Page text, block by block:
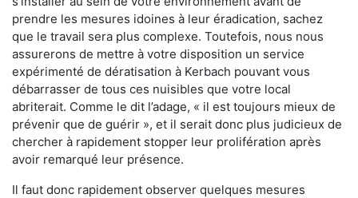
prendre les mesures idoines à leur éradication, sachez
que le travail sera plus complexe. Toutefois, nous nous
assurerons de mettre à votre disposition un service
expérimenté de dératisation à Kerbach pouvant vous
débarrasser de tous ces nuisibles que votre local
abriterait. Comme le dit l’adage, « il est toujours mieux de
prévenir que de guérir », et il serait donc plus judicieux de
chercher à rapidement stopper leur prolifération après
avoir remarqué leur présence.
Il faut donc rapidement observer quelques mesures